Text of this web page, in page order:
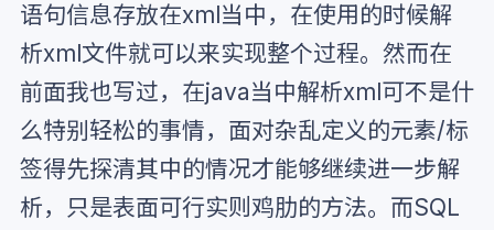
语句信息存放在xml当中，在使用的时候解
析xml文件就可以来实现整个过程。然而在
前面我也写过，在java当中解析xml可不是什
么特别轻松的事情，面对杂乱定义的元素/标
签得先探清其中的情况才能够继续进一步解
析，只是表面可行实则鸡肋的方法。而SQL